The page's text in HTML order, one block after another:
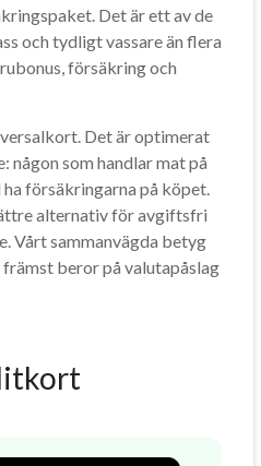
Det är ett av de
och tydligt vassare än flera
försäkring och
Det är optimerat
någon som handlar mat på
försäkringarna på köpet.
alternativ för avgiftsfri
Vårt sammanvägda betyg
beror på valutapåslag